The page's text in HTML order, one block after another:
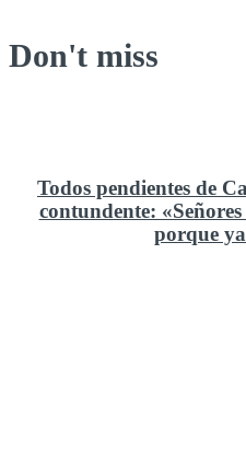
Don't miss
Todos pendientes de
contundente:
porque